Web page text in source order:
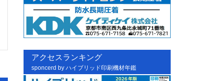
アクセスランキング
sponcerd by ハイブリッド印刷機材年鑑